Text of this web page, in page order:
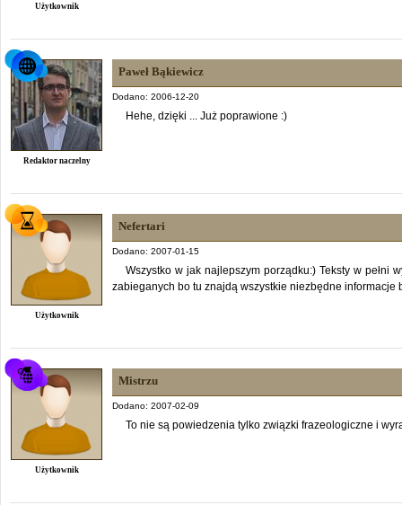
Użytkownik
Redaktor naczelny
Paweł Bąkiewicz
Dodano: 2006-12-20
Hehe, dzięki ... Już poprawione :)
Użytkownik
Nefertari
Dodano: 2007-01-15
Wszystko w jak najlepszym porządku:) Teksty w
zabieganych bo tu znajdą wszystkie niezbędne
Użytkownik
Mistrzu
Dodano: 2007-02-09
To nie są powiedzenia tylko związki frazeologiczne i